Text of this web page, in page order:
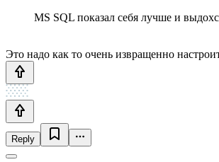
MS SQL показал себя лучше и
Это надо как то очень извращенно
Reply